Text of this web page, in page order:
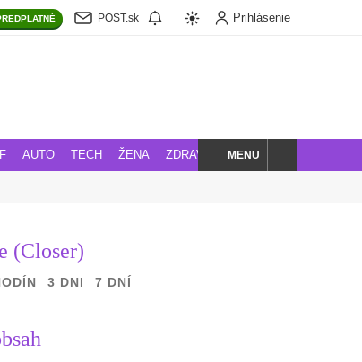
POST.sk Prihlásenie
AUTO TECH ŽENA ZDRAVIE BLOG
HĽADAJMENU
(Closer)
3 DNI 7 DNÍ